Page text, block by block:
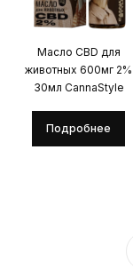
Масло CBD для
животных 600мг 2%
30мл CannaStyle
Подробнее